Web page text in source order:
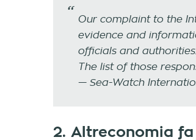
Our complaint to the
evidence and
officials and authorities.
The list of those
— Sea-Watch
2. Altreconomia